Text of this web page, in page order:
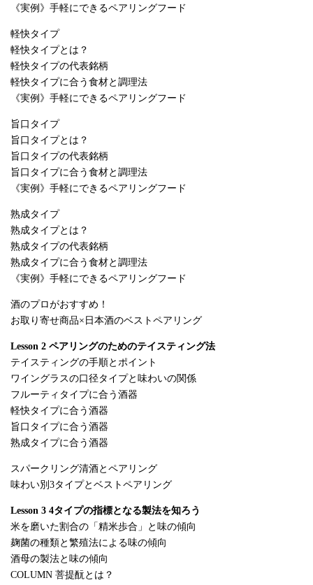
《実例》手軽にできるペアリングフード
軽快タイプ
軽快タイプとは？
軽快タイプの代表銘柄
軽快タイプに合う食材と調理法
《実例》手軽にできるペアリングフード
旨口タイプ
旨口タイプとは？
旨口タイプの代表銘柄
旨口タイプに合う食材と調理法
《実例》手軽にできるペアリングフード
熟成タイプ
熟成タイプとは？
熟成タイプの代表銘柄
熟成タイプに合う食材と調理法
《実例》手軽にできるペアリングフード
酒のプロがおすすめ！
お取り寄せ商品×日本酒のベストペアリング
Lesson 2 ペアリングのためのテイスティング法
テイスティングの手順とポイント
ワイングラスの口径タイプと味わいの関係
フルーティタイプに合う酒器
軽快タイプに合う酒器
旨口タイプに合う酒器
熟成タイプに合う酒器
スパークリング清酒とペアリング
味わい別3タイプとベストペアリング
Lesson 3 4タイプの指標となる製法を知ろう
米を磨いた割合の「精米歩合」と味の傾向
麹菌の種類と繁殖法による味の傾向
酒母の製法と味の傾向
COLUMN 菩提酛とは？